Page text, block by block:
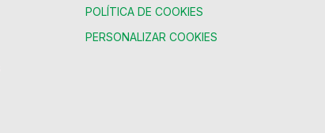
POLÍTICA DE COOKIES
PERSONALIZAR COOKIES